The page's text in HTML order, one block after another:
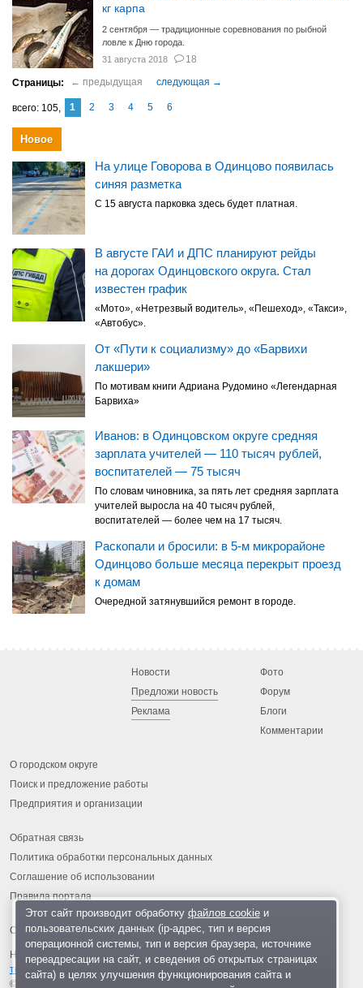
кг карпа
2 сентября — традиционные соревнования по рыбной
ловле к Дню города.
31 августа 2018
18
105 1 2 3 4 5 6
Новое
На улице Говорова в Одинцово появилась
синяя разметка
С 15 августа парковка здесь будет платная.
В августе ГАИ и ДПС планируют рейды
на дорогах Одинцовского округа. Стал
известен график
«Мото», «Нетрезвый водитель», «Пешеход», «Такси»,
«Автобус».
От «Пути к социализму» до «Барвихи
лакшери»
По мотивам книги Адриана Рудомино «Легендарная
Барвиха»
Иванов: в Одинцовском округе средняя
зарплата учителей — 110 тысяч рублей,
воспитателей — 75 тысяч
По словам чиновника, за пять лет средняя зарплата
учителей выросла на 40 тысяч рублей,
воспитателей — более чем на 17 тысяч.
Раскопали и бросили: в 5-м микрорайоне
Одинцово больше месяца перекрыт проезд
к домам
Очередной затянувшийся ремонт в городе.
Новости
Предложи новость
Реклама
Фото
Форум
Блоги
Комментарии
О городском округе
Поиск и предложение работы
Предприятия и организации
Обратная связь
Политика обработки персональных данных
Соглашение об использовании
Правила портала
На информационном ресурсе применяются рекомендательные
технологии
© 2013-2026 «ОИНФО»,
сделано в Одинцово
Этот сайт производит обработку файлов cookieи
пользовательских данных (ip-адрес, тип и версия
операционной системы, тип и версия браузера, источнике
переадресации на сайт, и сведения об открытых страницах
сайта) в целях улучшения функционирования сайта и